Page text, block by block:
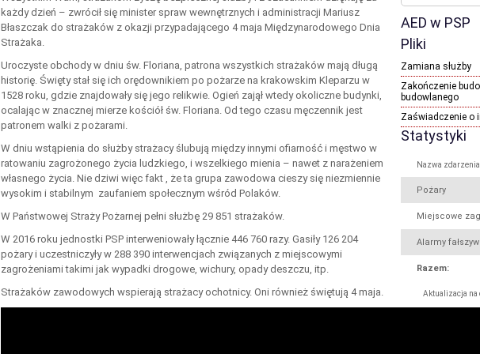
każdy dzień – zwrócił się minister spraw wewnętrznych i administracji Mariusz
Błaszczak do strażaków z okazji przypadającego 4 maja Międzynarodowego Dnia
Strażaka.
Uroczyste obchody w dniu św. Floriana, patrona wszystkich strażaków mają długą
historię. Święty stał się ich orędownikiem po pożarze na krakowskim Kleparzu w
1528 roku, gdzie znajdowały się jego relikwie. Ogień zajął wtedy okoliczne budynki,
ocalając w znacznej mierze kościół św. Floriana. Od tego czasu męczennik jest
patronem walki z pożarami.
W dniu wstąpienia do służby strażacy ślubują między innymi ofiarność i męstwo w
ratowaniu zagrożonego życia ludzkiego, i wszelkiego mienia – nawet z narażeniem
własnego życia. Nie dziwi więc fakt , że ta grupa zawodowa cieszy się niezmiennie
wysokim i stabilnym zaufaniem społecznym wśród Polaków.
W Państwowej Straży Pożarnej pełni służbę 29 851 strażaków.
W 2016 roku jednostki PSP interweniowały łącznie 446 760 razy. Gasiły 126 204
pożary i uczestniczyły w 288 390 interwencjach związanych z miejscowymi
zagrożeniami takimi jak wypadki drogowe, wichury, opady deszczu, itp.
Strażaków zawodowych wspierają strażacy ochotnicy. Oni również świętują 4 maja.
AED w PSP
Pliki
Zamiana służby
Zakończenie
budowlanego
Zaświadczenie o
Statystyki
Nazwa zdarzenia
Pożary
Miejscowe
Alarmy
Razem:
Aktualizacja
GCBA 4/30
25